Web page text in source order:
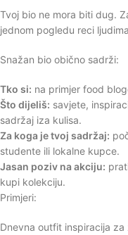
Tvoj bio ne mora biti dug.
jednom pogledu reci
Snažan bio obično sadrži:
Tko si: na primjer food
Što dijeliš: savjete,
sadržaj iza kulisa.
Za koga je tvoj sadržaj:
studente ili lokalne kupce.
Jasan poziv na akciju:
kupi kolekciju.
Primjeri:
Dnevna outfit inspiracija